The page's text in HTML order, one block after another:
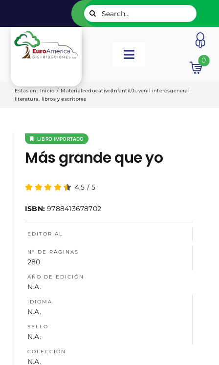
contenido
Buscar:
Toggle
INICIO
EDITORIALES
LISTADOS
0
Estas en: Inicio / Material>educativo|Infantil/Juvenil interésgeneral
literatura, libros y escritores
LIBRO IMPORTADO
Más grande que yo
4,5 /5
ISBN:9788413678702
EDITORIAL
N° DE PÁGINAS
280
AÑO DE EDICIÓN
N.A.
IDIOMA
N.A.
SELLO
N.A.
COLECCIÓN
N.A.